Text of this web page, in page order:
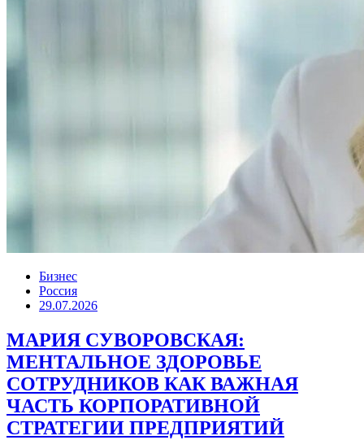
Бизнес
Россия
29.07.2026
МАРИЯ СУВОРОВСКАЯ:
МЕНТАЛЬНОЕ ЗДОРОВЬЕ
СОТРУДНИКОВ КАК ВАЖНАЯ
ЧАСТЬ КОРПОРАТИВНОЙ
СТРАТЕГИИ ПРЕДПРИЯТИЙ